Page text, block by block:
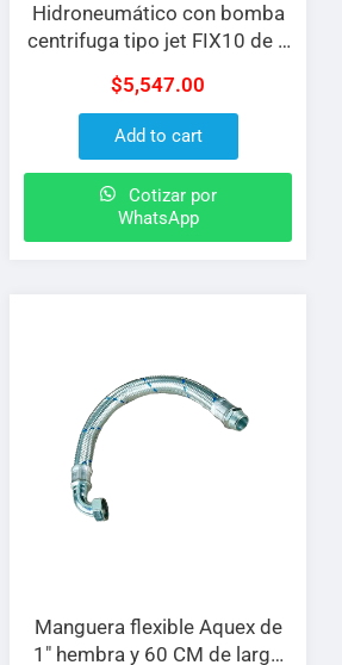
Hidroneumático con bomba
centrifuga tipo jet FIX10 de 1
L
$5,547.00
Add to cart
Cotizar por
WhatsApp
Manguera flexible Aquex de
1″ hembra y 60 CM de largo